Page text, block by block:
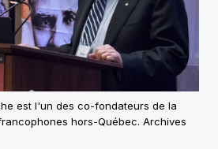
est l'un des co-fondateurs de la
hors-Québec. Archives